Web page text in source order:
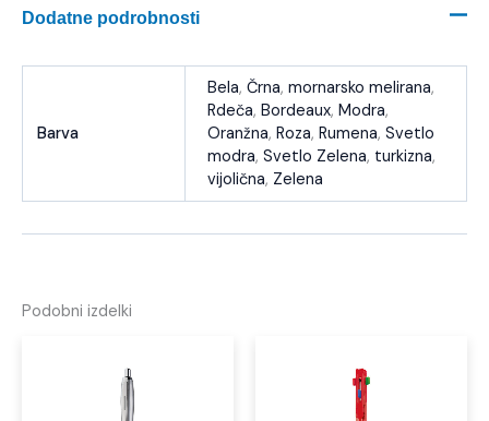
Dodatne podrobnosti
Barva
Bela, Črna, mornarsko melirana,
Rdeča, Bordeaux, Modra,
Oranžna, Roza, Rumena, Svetlo
modra, Svetlo Zelena, turkizna,
vijolična, Zelena
Podobni izdelki